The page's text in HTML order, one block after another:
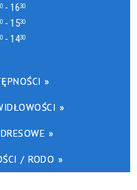
- 1630
- 1530
- 1430
»
»
»
/ RODO »